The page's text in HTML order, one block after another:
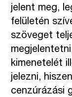
jelent meg,
felületén
szöveget
kimenetelét
jelezni,
cenzúrázási